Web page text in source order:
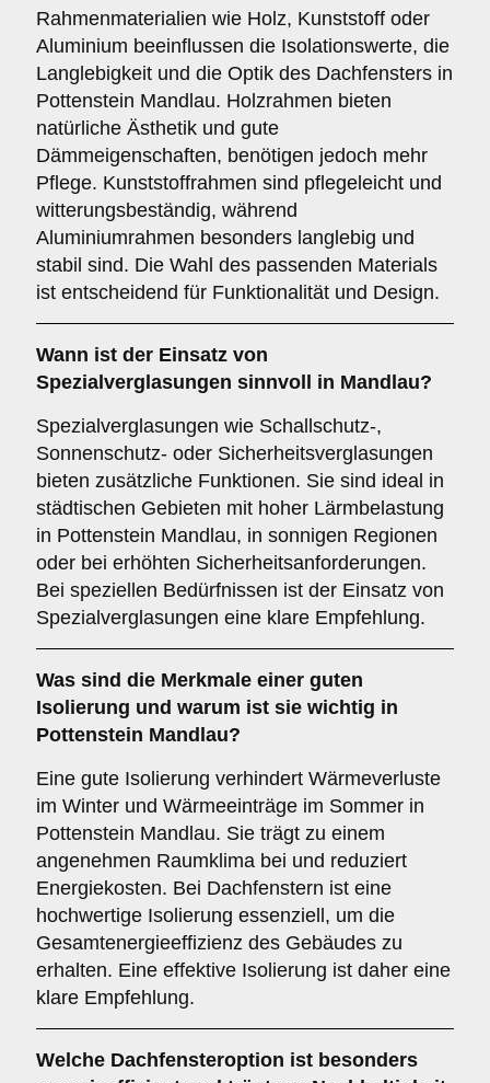
Rahmenmaterialien wie Holz, Kunststoff oder
Aluminium beeinflussen die Isolationswerte, die
Langlebigkeit und die Optik des Dachfensters in
Pottenstein Mandlau. Holzrahmen bieten
natürliche Ästhetik und gute
Dämmeigenschaften, benötigen jedoch mehr
Pflege. Kunststoffrahmen sind pflegeleicht und
witterungsbeständig, während
Aluminiumrahmen besonders langlebig und
stabil sind. Die Wahl des passenden Materials
ist entscheidend für Funktionalität und Design.
Wann ist der Einsatz von
Spezialverglasungen sinnvoll in Mandlau?
Spezialverglasungen wie Schallschutz-,
Sonnenschutz- oder Sicherheitsverglasungen
bieten zusätzliche Funktionen. Sie sind ideal in
städtischen Gebieten mit hoher Lärmbelastung
in Pottenstein Mandlau, in sonnigen Regionen
oder bei erhöhten Sicherheitsanforderungen.
Bei speziellen Bedürfnissen ist der Einsatz von
Spezialverglasungen eine klare Empfehlung.
Was sind die Merkmale einer guten
Isolierung und warum ist sie wichtig in
Pottenstein Mandlau?
Eine gute Isolierung verhindert Wärmeverluste
im Winter und Wärmeeinträge im Sommer in
Pottenstein Mandlau. Sie trägt zu einem
angenehmen Raumklima bei und reduziert
Energiekosten. Bei Dachfenstern ist eine
hochwertige Isolierung essenziell, um die
Gesamtenergieeffizienz des Gebäudes zu
erhalten. Eine effektive Isolierung ist daher eine
klare Empfehlung.
Welche Dachfensteroption ist besonders